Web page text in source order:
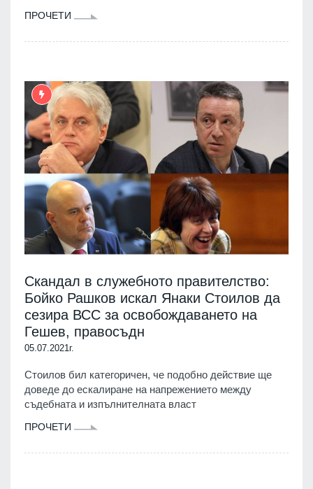
ПРОЧЕТИ
Скандал в служебното правителство:
Бойко Рашков искал Янаки Стоилов да
сезира ВСС за освобождаването на
Гешев, правосъдн
05.07.2021г.
Стоилов бил категоричен, че подобно действие ще
доведе до ескалиране на напрежението между
съдебната и изпълнителната власт
ПРОЧЕТИ